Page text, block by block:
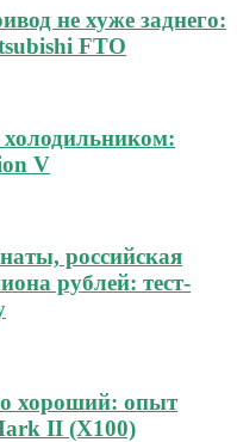
не хуже заднего:
FTO
холодильником:
V
российская
рублей: тест-
хороший: опыт
II (Х100)